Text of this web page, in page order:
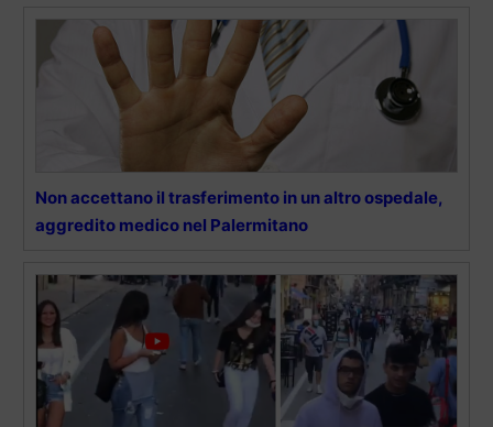
Non accettano il trasferimento in un altro ospedale,
aggredito medico nel Palermitano